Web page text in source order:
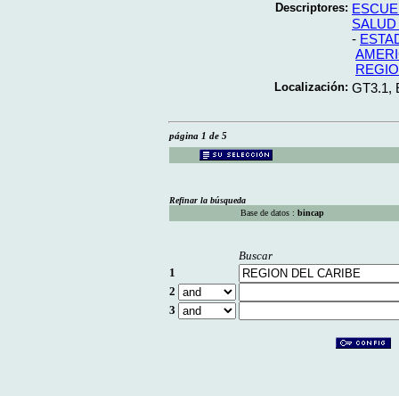
Descriptores:
-
Localización: GT3.1,
página 1 de 5
Refinar la búsqueda
Base de datos : bincap
Buscar
1
2
3